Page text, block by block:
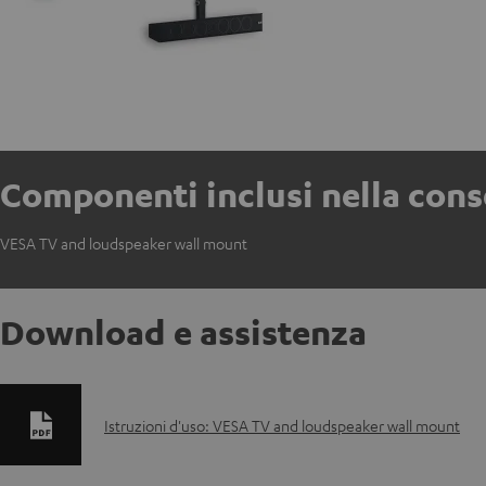
Componenti inclusi nella
VESA TV and loudspeaker wall mount
Download e assistenza
D
Istruzioni d'uso: VESA TV and loudspeaker wall mount